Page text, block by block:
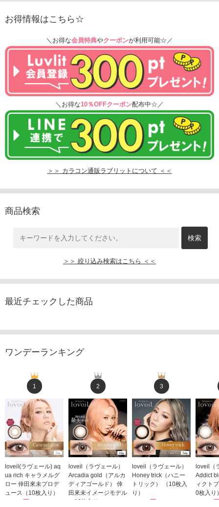
お得情報はこちら☆
＼お得な会員特典やクーポンが利用可能☆／
＼お得な10％OFFクーポン配布中☆／
＞＞ カラコン通販ラブリットについて ＜＜
商品検索
＞＞ 絞り込み検索はこちら ＜＜
最近チェックした商品
ワンデーランキング
1
loveil(ラヴェール) aq
ua rich キャラメルグ
ロー 倖田來未プロデ
ュース（10枚入り）
1,760円
2
loveil（ラヴェール）
Arcadia gold（アルカ
ディアゴールド） 倖
田來未イメージモデル
（10枚入り）
3
loveil（ラヴェール）
Honey trick（ハニー
トリック） （10枚入
り）
1,760円
loveil（
Addict
ィクト
0枚入り
1,760